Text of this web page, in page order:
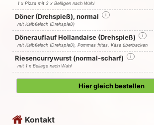
1 x Pizza mit 3 x Belägen nach Wahl
Döner (Drehspieß), normal i
mit Kalbfleisch (Drehspieß)
Dönerauflauf Hollandaise (Drehspieß) i
mit Kalbfleisch (Drehspieß), Pommes frites, Käse überbacken
Riesencurrywurst (normal-scharf) i
mit 1 x Beilage nach Wahl
Hier gleich bestellen
Kontakt